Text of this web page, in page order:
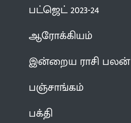
பட்ஜெட் 2023-24
ஆரோக்கியம்
இன்றைய ராசி பலன்
பஞ்சாங்கம்
பக்தி